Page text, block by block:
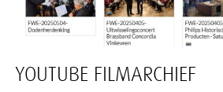
YOUTUBE FILMARCHIEF